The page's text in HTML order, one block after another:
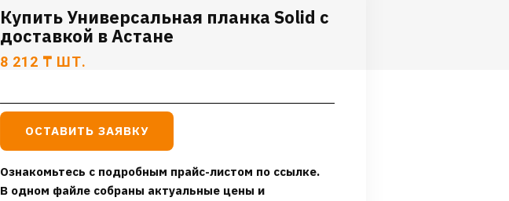
Купить Универсальная планка Solid с
доставкой в Астане
8 212 ₸ ШТ.
ОСТАВИТЬ ЗАЯВКУ
Ознакомьтесь с подробным прайс-листом по ссылке.
В одном файле собраны актуальные цены и